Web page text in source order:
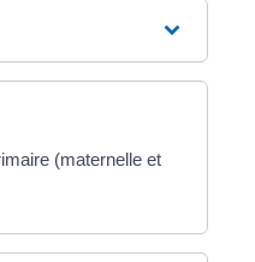
(maternelle et